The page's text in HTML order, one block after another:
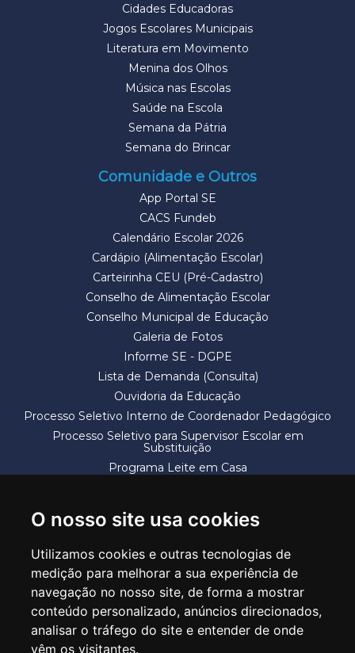
O nosso site usa cookies
Utilizamos cookies e outras tecnologias de
medição para melhorar a sua experiência de
navegação no nosso site, de forma a mostrar
conteúdo personalizado, anúncios direcionados,
analisar o tráfego do site e entender de onde
vêm os visitantes.
Cidades Educadoras
Jogos Escolares Municipais
Literatura em Movimento
Menina dos Olhos
Música nas Escolas
Saúde na Escola
Semana da Pátria
Semana do Brincar
Comunidade e Outros
App Portal SE
CACS Fundeb
Calendário Escolar 2026
Cardápio (Alimentação Escolar)
Carteirinha CEU (Pré-Cadastro)
Conselho de Alimentação Escolar
Conselho Municipal de Educação
Galeria de Fotos
Informe SE - DGPE
Lista de Demanda (Consulta)
Ouvidoria da Educação
Processo Seletivo Interno de Coordenador Pedagógico
Processo Seletivo para Supervisor Escolar em
Substituição
Programa Leite em Casa
SECRETARIA DE EDUCAÇÃO
Rua Claudino Barbosa, 313 - Macedo - Guarulhos/SP CEP 07113-040